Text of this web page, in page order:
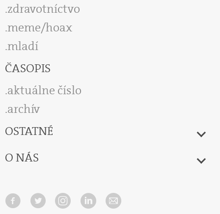
zdravotníctvo
meme/hoax
mladí
ČASOPIS
aktuálne číslo
archív
OSTATNÉ
O NÁS